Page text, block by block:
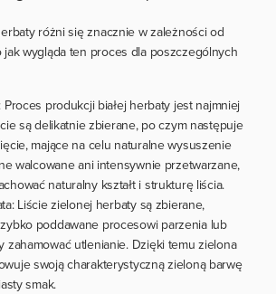
różni się znacznie w zależności od
jak wygląda ten proces dla poszczególnych
Proces produkcji białej herbaty jest najmniej
są delikatnie zbierane, po czym następuje
mające na celu naturalne wysuszenie
walcowane ani intensywnie przetwarzane,
naturalny kształt i strukturę liścia.
Liście zielonej herbaty są zbierane,
poddawane procesowi parzenia lub
zahamować utlenianie. Dzięki temu zielona
swoją charakterystyczną zieloną barwę
smak.